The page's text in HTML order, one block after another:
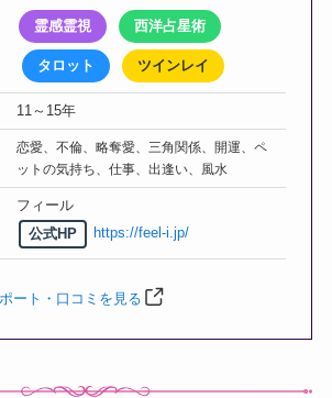
霊感霊視 西洋占星術
タロット ツインレイ
11～15年
恋愛、不倫、略奪愛、三角関係、開運、ペ
ットの気持ち、仕事、出逢い、風水
フィール
公式HP
https://feel-i.jp/
ート・口コミを見る